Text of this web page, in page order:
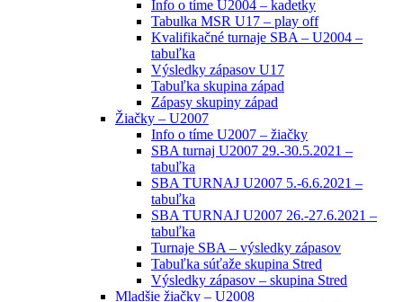
Info o tíme U2004 – kadetky
Tabulka MSR U17 – play off
Kvalifikačné turnaje SBA – U2004 –
tabuľka
Výsledky zápasov U17
Tabuľka skupina západ
Zápasy skupiny západ
Žiačky – U2007
Info o tíme U2007 – žiačky
SBA turnaj U2007 29.-30.5.2021 –
tabuľka
SBA TURNAJ U2007 5.-6.6.2021 –
tabuľka
SBA TURNAJ U2007 26.-27.6.2021 –
tabuľka
Turnaje SBA – výsledky zápasov
Tabuľka súťaže skupina Stred
Výsledky zápasov – skupina Stred
Mladšie žiačky – U2008